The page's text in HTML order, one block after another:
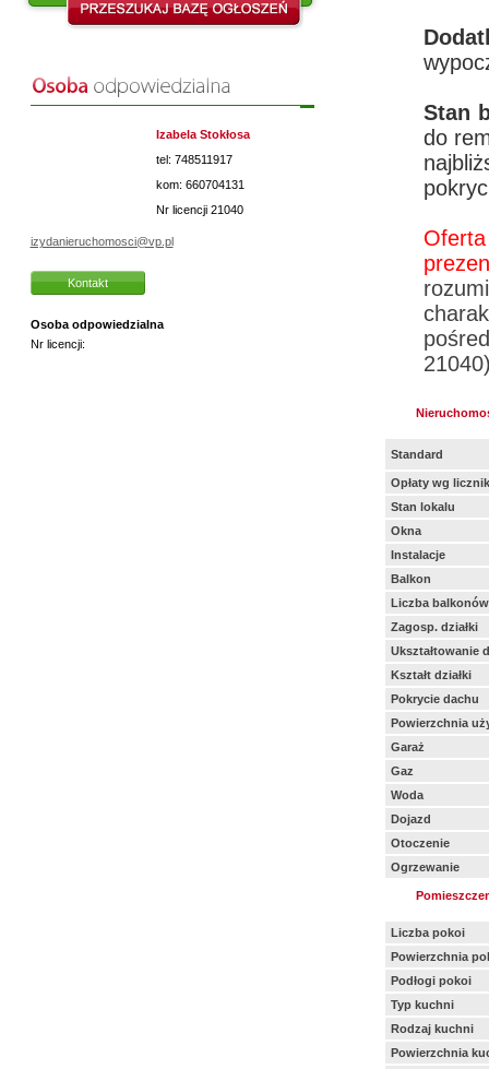
Izabela Stokłosa
tel: 748511917
kom: 660704131
Nr licencji 21040
izydanieruchomosci@vp.pl
Kontakt
Osoba odpowiedzialna
Nr licencji:
Stan
do
Standard
Opłaty wg
Stan lokalu
Okna
Instalacje
Balkon
Liczba balkonów
Zagosp. działki
Ukształtowanie
Kształt działki
Pokrycie dachu
Powierzchnia
Garaż
Gaz
Woda
Dojazd
Otoczenie
Ogrzewanie
Liczba pokoi
Powierzchnia
Podłogi pokoi
Typ kuchni
Rodzaj kuchni
Powierzchnia